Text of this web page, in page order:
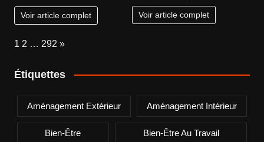
Voir article complet Voir article complet
Page:
1 2 … 292 Next
»
Étiquettes
Aménagement Extérieur Aménagement Intérieur
Bien-Être Bien-Être Au Travail